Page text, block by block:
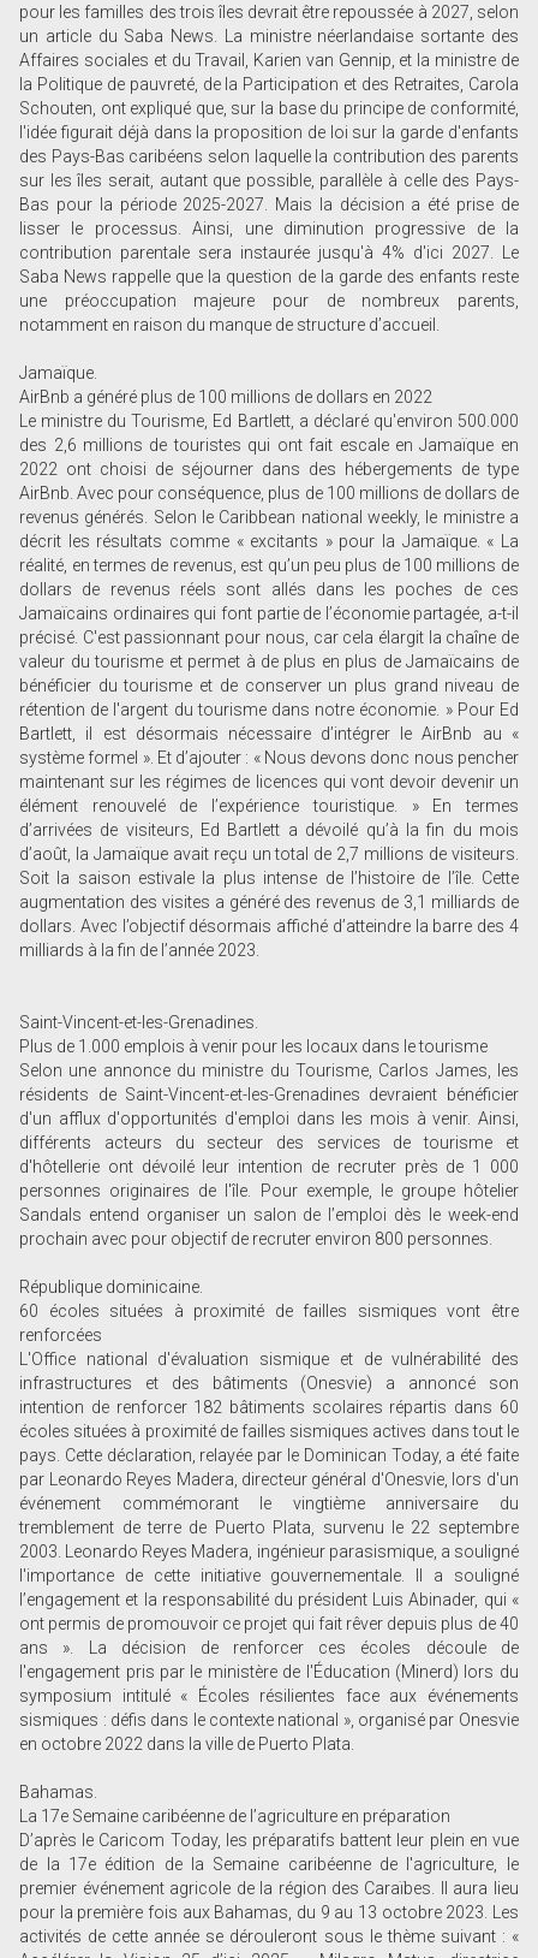
pour les familles des trois îles devrait être repoussée à 2027, selon
un article du Saba News. La ministre néerlandaise sortante des
Affaires sociales et du Travail, Karien van Gennip, et la ministre de
la Politique de pauvreté, de la Participation et des Retraites, Carola
Schouten, ont expliqué que, sur la base du principe de conformité,
l'idée figurait déjà dans la proposition de loi sur la garde d'enfants
des Pays-Bas caribéens selon laquelle la contribution des parents
sur les îles serait, autant que possible, parallèle à celle des Pays-
Bas pour la période 2025-2027. Mais la décision a été prise de
lisser le processus. Ainsi, une diminution progressive de la
contribution parentale sera instaurée jusqu'à 4% d'ici 2027. Le
Saba News rappelle que la question de la garde des enfants reste
une préoccupation majeure pour de nombreux parents,
notamment en raison du manque de structure d’accueil.
Jamaïque.
AirBnb a généré plus de 100 millions de dollars en 2022
Le ministre du Tourisme, Ed Bartlett, a déclaré qu'environ 500.000
des 2,6 millions de touristes qui ont fait escale en Jamaïque en
2022 ont choisi de séjourner dans des hébergements de type
AirBnb. Avec pour conséquence, plus de 100 millions de dollars de
revenus générés. Selon le Caribbean national weekly, le ministre a
décrit les résultats comme « excitants » pour la Jamaïque. « La
réalité, en termes de revenus, est qu’un peu plus de 100 millions de
dollars de revenus réels sont allés dans les poches de ces
Jamaïcains ordinaires qui font partie de l’économie partagée, a-t-il
précisé. C'est passionnant pour nous, car cela élargit la chaîne de
valeur du tourisme et permet à de plus en plus de Jamaïcains de
bénéficier du tourisme et de conserver un plus grand niveau de
rétention de l'argent du tourisme dans notre économie. » Pour Ed
Bartlett, il est désormais nécessaire d’intégrer le AirBnb au «
système formel ». Et d’ajouter : « Nous devons donc nous pencher
maintenant sur les régimes de licences qui vont devoir devenir un
élément renouvelé de l’expérience touristique. » En termes
d’arrivées de visiteurs, Ed Bartlett a dévoilé qu’à la fin du mois
d’août, la Jamaïque avait reçu un total de 2,7 millions de visiteurs.
Soit la saison estivale la plus intense de l’histoire de l’île. Cette
augmentation des visites a généré des revenus de 3,1 milliards de
dollars. Avec l’objectif désormais affiché d’atteindre la barre des 4
milliards à la fin de l’année 2023.
Saint-Vincent-et-les-Grenadines.
Plus de 1.000 emplois à venir pour les locaux dans le tourisme
Selon une annonce du ministre du Tourisme, Carlos James, les
résidents de Saint-Vincent-et-les-Grenadines devraient bénéficier
d'un afflux d'opportunités d'emploi dans les mois à venir. Ainsi,
différents acteurs du secteur des services de tourisme et
d'hôtellerie ont dévoilé leur intention de recruter près de 1 000
personnes originaires de l'île. Pour exemple, le groupe hôtelier
Sandals entend organiser un salon de l’emploi dès le week-end
prochain avec pour objectif de recruter environ 800 personnes.
République dominicaine.
60 écoles situées à proximité de failles sismiques vont être
renforcées
L'Office national d'évaluation sismique et de vulnérabilité des
infrastructures et des bâtiments (Onesvie) a annoncé son
intention de renforcer 182 bâtiments scolaires répartis dans 60
écoles situées à proximité de failles sismiques actives dans tout le
pays. Cette déclaration, relayée par le Dominican Today, a été faite
par Leonardo Reyes Madera, directeur général d'Onesvie, lors d'un
événement commémorant le vingtième anniversaire du
tremblement de terre de Puerto Plata, survenu le 22 septembre
2003. Leonardo Reyes Madera, ingénieur parasismique, a souligné
l'importance de cette initiative gouvernementale. Il a souligné
l’engagement et la responsabilité du président Luis Abinader, qui «
ont permis de promouvoir ce projet qui fait rêver depuis plus de 40
ans ». La décision de renforcer ces écoles découle de
l'engagement pris par le ministère de l'Éducation (Minerd) lors du
symposium intitulé « Écoles résilientes face aux événements
sismiques : défis dans le contexte national », organisé par Onesvie
en octobre 2022 dans la ville de Puerto Plata.
Bahamas.
La 17e Semaine caribéenne de l’agriculture en préparation
D’après le Caricom Today, les préparatifs battent leur plein en vue
de la 17e édition de la Semaine caribéenne de l'agriculture, le
premier événement agricole de la région des Caraïbes. Il aura lieu
pour la première fois aux Bahamas, du 9 au 13 octobre 2023. Les
activités de cette année se dérouleront sous le thème suivant : «